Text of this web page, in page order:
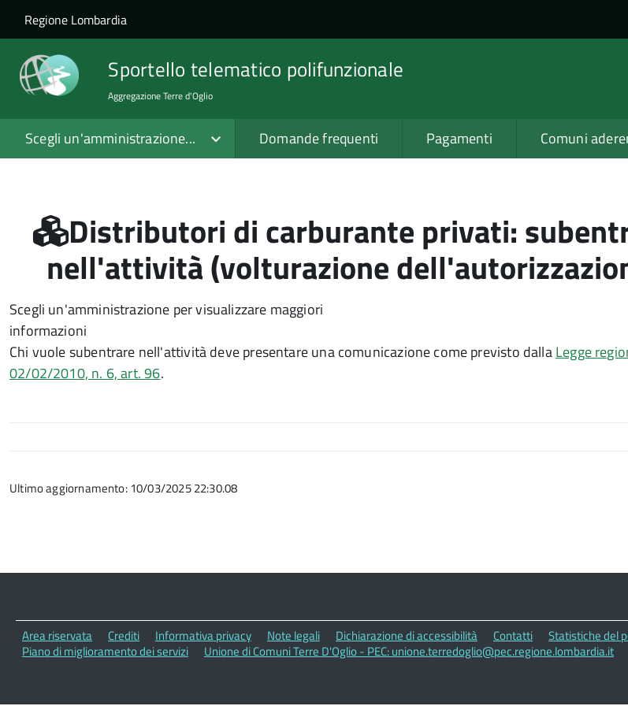
Salta al contenuto principale
Skip to site navigation
Regione Lombardia
Sportello telematico polifunzionale
Aggregazione Terre d'Oglio
Scegli un'amministrazione... Domande frequenti Pagamenti Comuni
Distributori di carburante privati:
nell'attività (volturazione
Scegli un'amministrazione per visualizzare maggiori
informazioni
Chi vuole subentrare nell'attività deve presentare una comunicazione come previsto dallaLegge
02/02/2010, n. 6, art. 96.
Ultimo aggiornamento: 10/03/2025 22:30.08
Area riservata Crediti Informativa privacy Note legali Dichiarazione di accessibilità Contatti Statistiche del
Piano di miglioramento dei servizi
Unione di Comuni Terre D'Oglio - PEC: unione.terredoglio@pec.regione.lombardia.it